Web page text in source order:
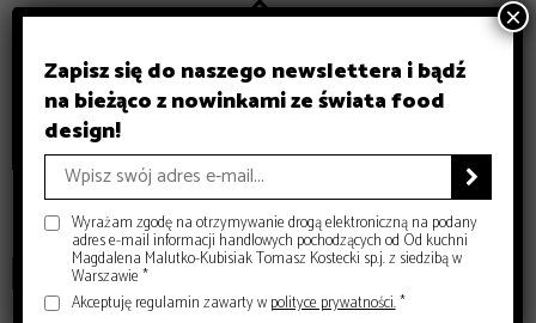
Przyszłość jedzenia /
jedzenie przyszłości.
Trendbook 2023–2030
0,00zł
DODAJ DO KOSZYKA
Zapisz się do naszego newslettera i bądź
na bieżąco z nowinkami ze świata food
design!

Wyrażam zgodę na otrzymywanie drogą elektroniczną na podany
adres e-mail informacji handlowych pochodzących od Od kuchni
Magdalena Malutko-Kubisiak Tomasz Kostecki sp.j. z siedzibą w
Warszawie *
Akceptuję regulamin zawarty wpolityce prywatności.*
×